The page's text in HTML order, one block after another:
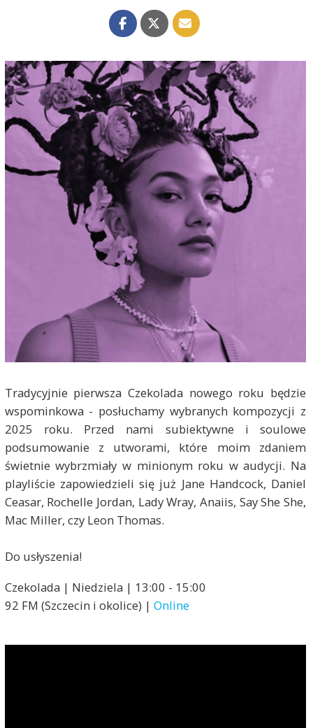
Tradycyjnie pierwsza Czekolada nowego roku będzie
wspominkowa - posłuchamy wybranych kompozycji z
2025 roku. Przed nami subiektywne i soulowe
podsumowanie z utworami, które moim zdaniem
świetnie wybrzmiały w minionym roku w audycji. Na
playliście zapowiedzieli się już Jane Handcock, Daniel
Ceasar, Rochelle Jordan, Lady Wray, Anaiis, Say She She,
Mac Miller, czy Leon Thomas.
Do usłyszenia!
Czekolada | Niedziela | 13:00 - 15:00
92 FM (Szczecin i okolice) | Online